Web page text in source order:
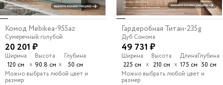
Комод Mebikea-955az
Сумеречный голубой
20 201 ₽
Ширина
120 см
х
Высота
90.8 см х
Глубина
50 см
Можно выбрать любой цвет и
размер
Гардеробная Титан-235g
Дуб Сонома
49 731 ₽
Ширина
225 см х
Высота
210 см х
Длина
175 см
Глубина
50 см
Можно выбрать любой цвет и
размер